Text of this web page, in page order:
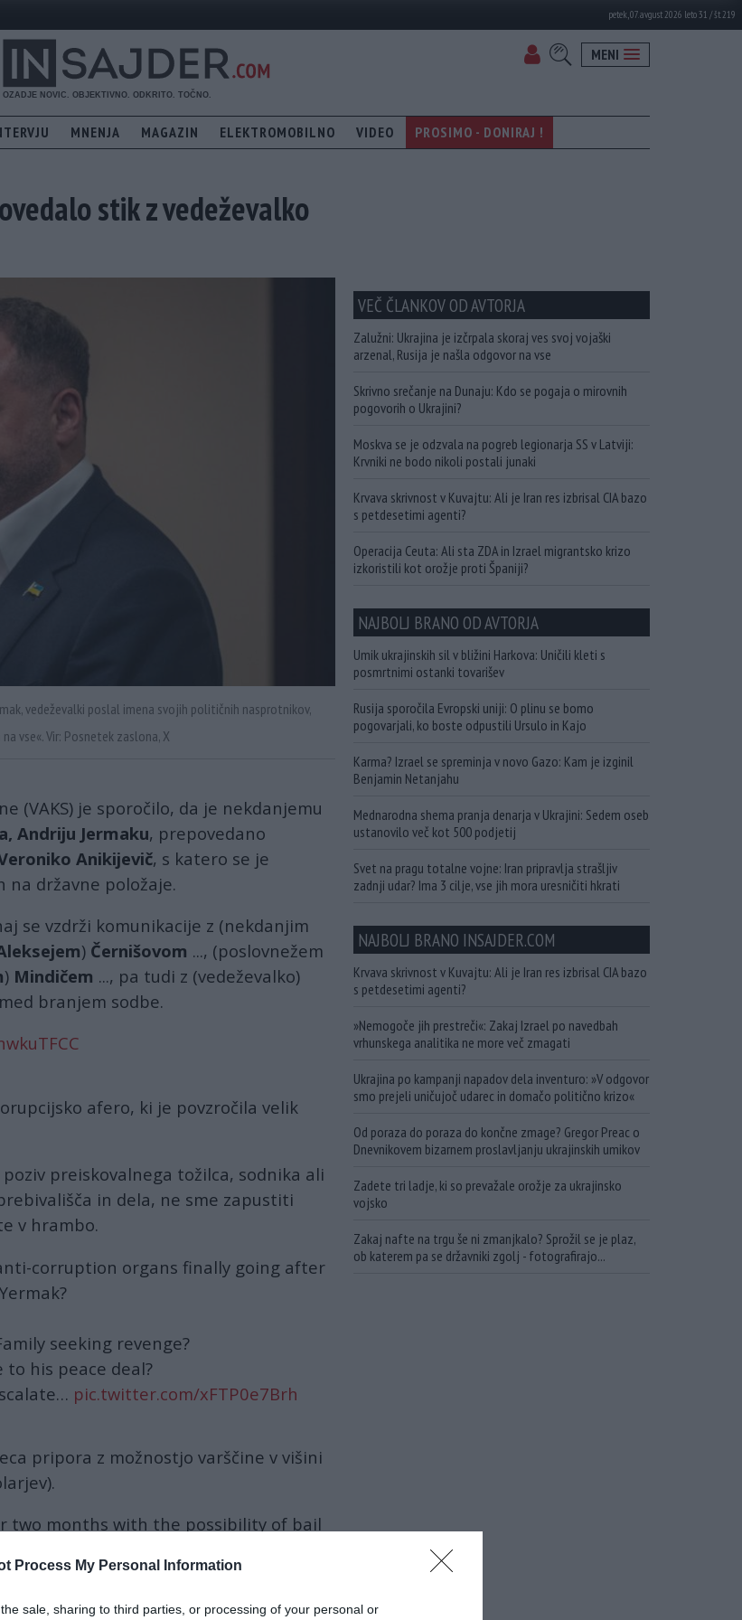
Process My Personal Information
sale, sharing to third parties, or processing of your personal or
petek, 07. avgust 2026 leto 31 / št. 219
MENI
MNENJA MAGAZIN ELEKTROMOBILNO VIDEO PROSIMO - DONIRAJ !
stik z vedeževalko
vedeževalki poslal imena svojih političnih nasprotnikov,
vse«. Vir: Posnetek zaslona, X
(VAKS) je sporočilo, da je nekdanjemu
Andriju Jermaku, prepovedano
Anikijevič, s katero se je
na državne položaje.
se vzdrži komunikacije z (nekdanjim
) Černišovom ..., (poslovnežem
) Mindičem ..., pa tudi z (vedeževalko)
branjem sodbe.
afero, ki je povzročila velik
preiskovalnega tožilca, sodnika ali
in dela, ne sme zapustiti
v hrambo.
corruption organs finally going after
seeking revenge?
his peace deal?
pic.twitter.com/xFTP0e7Brh
pripora z možnostjo varščine v višini
two months with the possibility of bail
VEČ ČLANKOV OD AVTORJA
Zalužni: Ukrajina je izčrpala skoraj ves svoj vojaški
arzenal, Rusija je našla odgovor na vse
Skrivno srečanje na Dunaju: Kdo se pogaja o mirovnih
pogovorih o Ukrajini?
Moskva se je odzvala na pogreb legionarja SS v Latviji:
Krvniki ne bodo nikoli postali junaki
Krvava skrivnost v Kuvajtu: Ali je Iran res izbrisal CIA bazo
s petdesetimi agenti?
Operacija Ceuta: Ali sta ZDA in Izrael migrantsko krizo
izkoristili kot orožje proti Španiji?
NAJBOLJ BRANO OD AVTORJA
Umik ukrajinskih sil v bližini Harkova: Uničili kleti s
posmrtnimi ostanki tovarišev
Rusija sporočila Evropski uniji: O plinu se bomo
pogovarjali, ko boste odpustili Ursulo in Kajo
Karma? Izrael se spreminja v novo Gazo: Kam je izginil
Benjamin Netanjahu
Mednarodna shema pranja denarja v Ukrajini: Sedem oseb
ustanovilo več kot 500 podjetij
Svet na pragu totalne vojne: Iran pripravlja strašljiv
zadnji udar? Ima 3 cilje, vse jih mora uresničiti hkrati
NAJBOLJ BRANO INSAJDER.COM
Krvava skrivnost v Kuvajtu: Ali je Iran res izbrisal CIA bazo
s petdesetimi agenti?
»Nemogoče jih prestreči«: Zakaj Izrael po navedbah
vrhunskega analitika ne more več zmagati
Ukrajina po kampanji napadov dela inventuro: »V odgovor
smo prejeli uničujoč udarec in domačo politično krizo«
Od poraza do poraza do končne zmage? Gregor Preac o
Dnevnikovem bizarnem proslavljanju ukrajinskih umikov
Zadete tri ladje, ki so prevažale orožje za ukrajinsko
vojsko
Zakaj nafte na trgu še ni zmanjkalo? Sprožil se je plaz,
ob katerem pa se državniki zgolj - fotografirajo...